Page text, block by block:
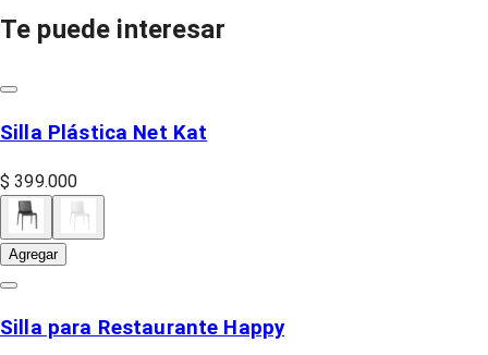
Te puede interesar
Silla Plástica Net Kat
$ 399.000
Agregar
Silla para Restaurante Happy